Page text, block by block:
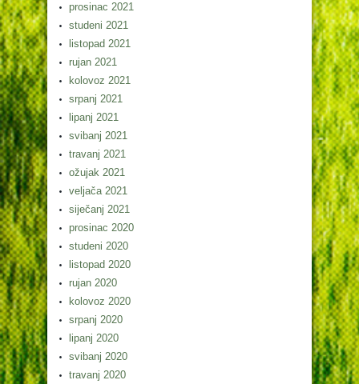
prosinac 2021
studeni 2021
listopad 2021
rujan 2021
kolovoz 2021
srpanj 2021
lipanj 2021
svibanj 2021
travanj 2021
ožujak 2021
veljača 2021
siječanj 2021
prosinac 2020
studeni 2020
listopad 2020
rujan 2020
kolovoz 2020
srpanj 2020
lipanj 2020
svibanj 2020
travanj 2020